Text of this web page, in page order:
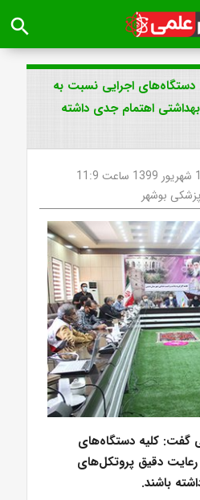
search
دستگاه‌های اجرایی نسبت به
اهتمام جدی داشته
بوشهر
گفت: کلیه دستگاه‌های
دقیق پروتکل‌های
باشند.